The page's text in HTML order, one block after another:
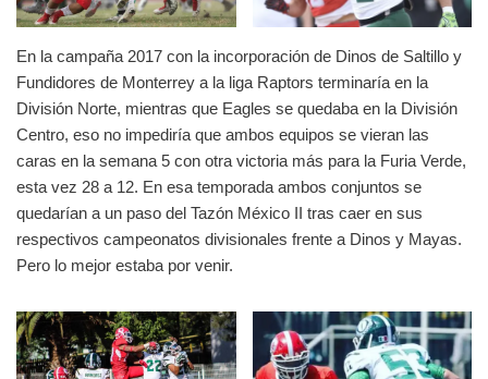
En la campaña 2017 con la incorporación de Dinos de Saltillo y
Fundidores de Monterrey a la liga Raptors terminaría en la
División Norte, mientras que Eagles se quedaba en la División
Centro, eso no impediría que ambos equipos se vieran las
caras en la semana 5 con otra victoria más para la Furia Verde,
esta vez 28 a 12. En esa temporada ambos conjuntos se
quedarían a un paso del Tazón México II tras caer en sus
respectivos campeonatos divisionales frente a Dinos y Mayas.
Pero lo mejor estaba por venir.